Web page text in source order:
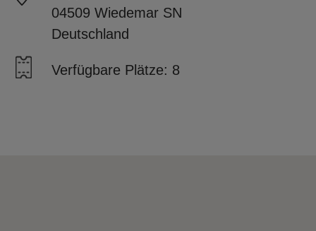
04509 Wiedemar SN
Deutschland
Verfügbare Plätze: 8